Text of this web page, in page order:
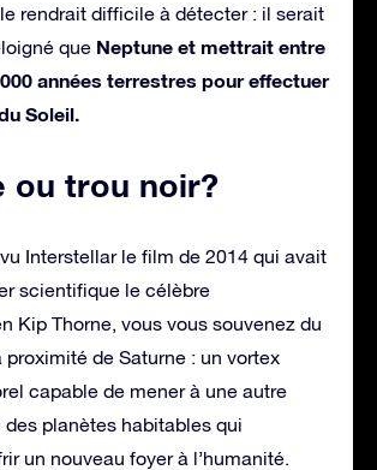
rendrait difficile à détecter : il serait
que Neptune et mettrait entre
années terrestres pour effectuer
Soleil.
ou trou noir?
Interstellar le film de 2014 qui avait
scientifique le célèbre
Kip Thorne, vous vous souvenez du
proximité de Saturne : un vortex
capable de mener à une autre
planètes habitables qui
un nouveau foyer à l’humanité.